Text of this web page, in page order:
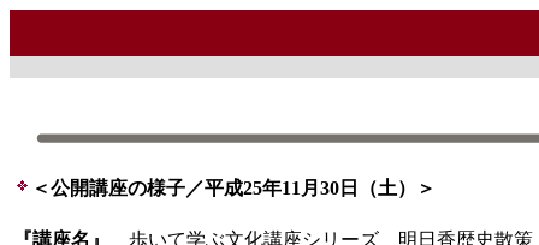
＜公開講座の様子／平成25年11月30日（土）＞
『講座名』
歩いて学ぶ文化講座シリーズ 明日香歴史散策